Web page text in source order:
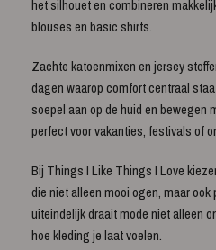
het silhouet en combineren
blouses en basic shirts.
Zachte katoenmixen en jersey
dagen waarop comfort centraal
soepel aan op de huid en bewegen
perfect voor vakanties, festivals of
Bij Things I Like Things I Love
die niet alleen mooi ogen, maar
uiteindelijk draait mode niet alleen
hoe kleding je laat voelen.